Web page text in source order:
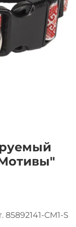
85892141-CM1-S